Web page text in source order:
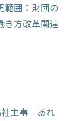
囲：財団の
革関連
祉主事 あれ